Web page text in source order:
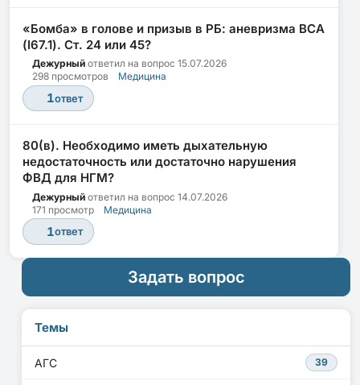
«Бомба» в голове и призыв в РБ: аневризма ВСА
(I67.1). Ст. 24 или 45?
Дежурный ответил на вопрос 15.07.2026
298 просмотров
Медицина
1ответ
80(в). Необходимо иметь дыхательную
недостаточность или достаточно нарушения
ФВД для НГМ?
Дежурный ответил на вопрос 14.07.2026
171 просмотр
Медицина
1ответ
Задать вопрос
Темы
АГС 39